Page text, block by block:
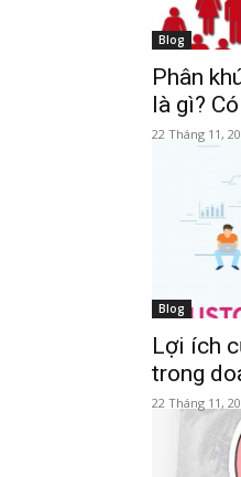
Blog
Phân
là gì?
22 Tháng 11,
Blog
Lợi ích
trong
22 Tháng 11,